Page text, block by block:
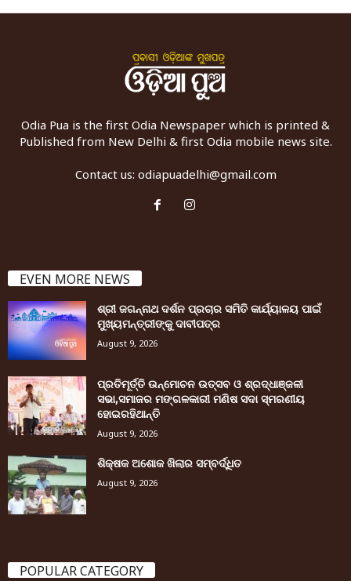
Odia Pua is the first Odia Newspaper which is printed &
Published from New Delhi & first Odia mobile news site.
Contact us: odiapuadelhi@gmail.com
EVEN MORE NEWS
ଶ୍ରୀ ଜଗନ୍ନାଥ ଦର୍ଶନ ପ୍ରଚାର ସମିତି କାର୍ଯ୍ୟାଳୟ ପାଇଁ
ମୁଖ୍ୟମନ୍ତ୍ରୀଙ୍କୁ ଦାବୀପତ୍ର
August 9, 2026
ପ୍ରତିମୂର୍ତ୍ତି ଉନ୍ମୋଚନ ଉତ୍ସବ ଓ ଶ୍ରଦ୍ଧାଞ୍ଜଳୀ
ସଭା,ସମାଜର ମଙ୍ଗଳକାରୀ ମଣିଷ ସଦା ସ୍ମରଣୀୟ
ହୋଇରହିଥାନ୍ତି
August 9, 2026
ଶିକ୍ଷକ ଅଶୋକ ଖିଲାର ସମ୍ବର୍ଦ୍ଧିତ
August 9, 2026
POPULAR CATEGORY